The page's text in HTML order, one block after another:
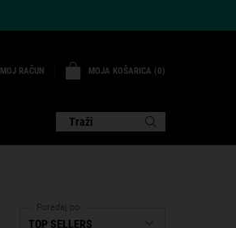
MOJ RAČUN MOJA KOŠARICA 0
0 PROIZVOD
Traži
Poredaj po